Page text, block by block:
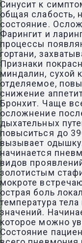
Синусит к
общая слабость,
состояние.
Фарингит и
процессы
гортани,
Признаки
миндалин, сухой
отделяемое,
снижение
Бронхит. Чаще
осложнение
дыхательных
повыситься до
вызывает
начинается
видов
золотистым
мокроте
острая боль
температура
значений.
которое можно
Состояние